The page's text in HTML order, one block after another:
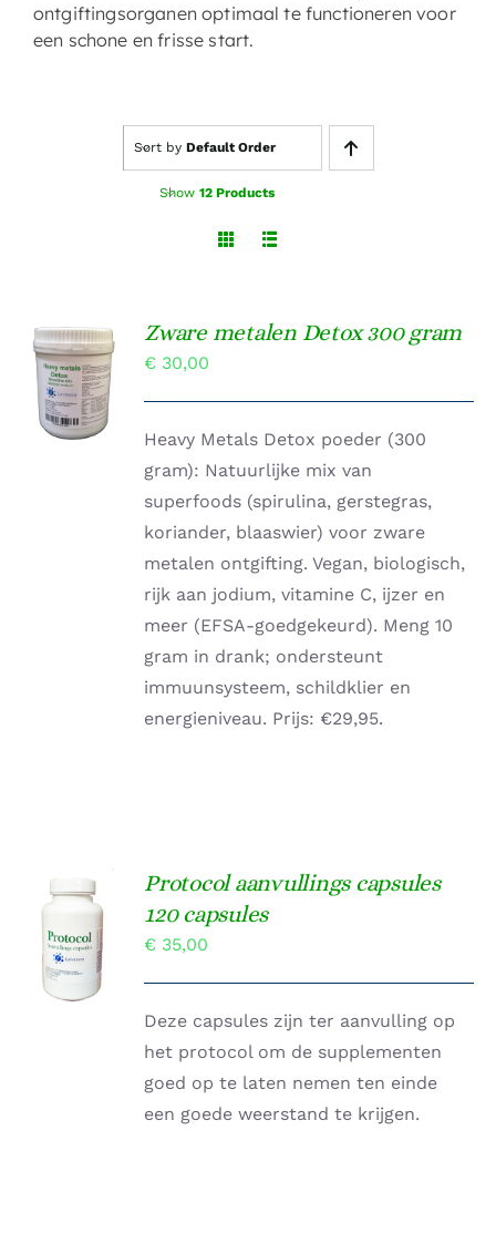
ontgiftingsorganen optimaal te functioneren voor
een schone en frisse start.
Sort by Default Order
Show 12 Products
TOEVOEGEN
AAN
WINKELWAGEN
/
DETAILS
Zware metalen Detox 300 gram
€ 30,00
Heavy Metals Detox poeder (300
gram): Natuurlijke mix van
superfoods (spirulina, gerstegras,
koriander, blaaswier) voor zware
metalen ontgifting. Vegan, biologisch,
rijk aan jodium, vitamine C, ijzer en
meer (EFSA-goedgekeurd). Meng 10
gram in drank; ondersteunt
immuunsysteem, schildklier en
energieniveau. Prijs: €29,95.
TOEVOEGEN
WINKELWAGEN
/
DETAILS
Protocol aanvullings capsules
120 capsules
€ 35,00
Deze capsules zijn ter aanvulling op
het protocol om de supplementen
goed op te laten nemen ten einde
een goede weerstand te krijgen.